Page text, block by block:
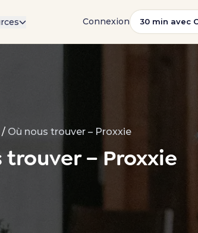
Connexion 30 min avec
/ Où nous trouver – Proxxie
trouver – Proxxie